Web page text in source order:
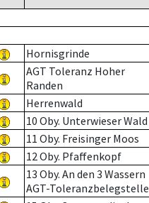
Hornisgrinde
AGT Toleranz Hoher
Randen
Herrenwald
10 Oby. Unterwieser Wald
11 Oby. Freisinger Moos
12 Oby. Pfaffenkopf
13 Oby. An den 3 Wassern
AGT-Toleranzbelegstelle